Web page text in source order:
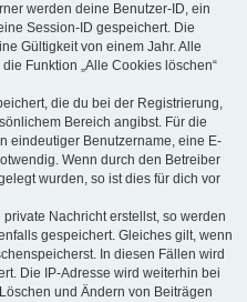
werden deine Benutzer-ID, ein
Session-ID gespeichert. Die
Gültigkeit von einem Jahr. Alle
Funktion „Alle Cookies löschen“
die du bei der Registrierung,
Bereich angibst. Für die
eindeutiger Benutzername, eine E-
Wenn durch den Betreiber
wurden, so ist dies für dich vor
Nachricht erstellst, so werden
gespeichert. Gleiches gilt, wenn
In diesen Fällen wird
Die IP-Adresse wird weiterhin bei
und Ändern von Beiträgen